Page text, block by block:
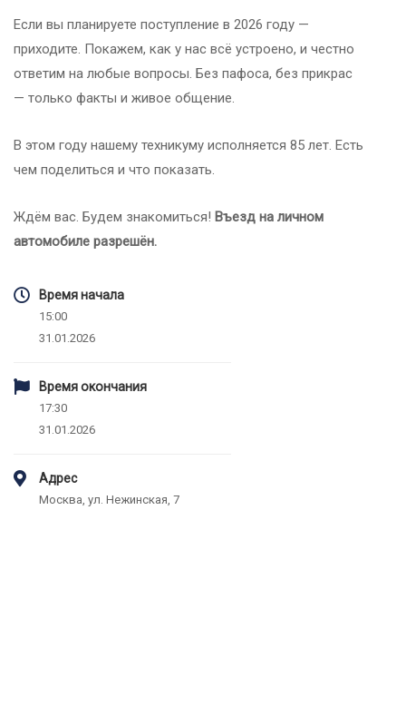
Если вы планируете поступление в 2026 году —
приходите. Покажем, как у нас всё устроено, и честно
ответим на любые вопросы. Без пафоса, без прикрас
— только факты и живое общение.
В этом году нашему техникуму исполняется 85 лет. Есть
чем поделиться и что показать.
Ждём вас. Будем знакомиться! Въезд на личном
автомобиле разрешён.
Время начала
15:00
31.01.2026
Время окончания
17:30
31.01.2026
Адрес
Москва, ул. Нежинская, 7